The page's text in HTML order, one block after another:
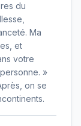
du
Ma
et
votre
»
on se